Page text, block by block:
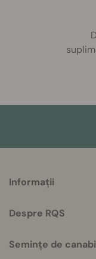
helpful
Informații
Despre RQS
Semințe de